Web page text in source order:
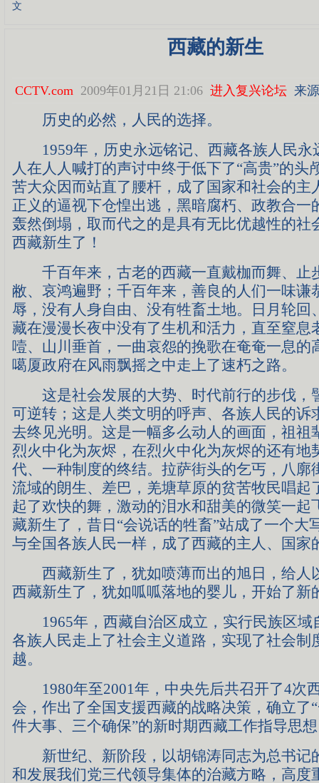
文
西藏的新生
CCTV.com 2009年01月21日 21:06 进入复兴论坛来源
历史的必然，人民的选择。
1959年，历史永远铭记、西藏各族人民永
人在人人喊打的声讨中终于低下了“高贵”的头
苦大众因而站直了腰杆，成了国家和社会的主
正义的逼视下仓惶出逃，黑暗腐朽、政教合一
轰然倒塌，取而代之的是具有无比优越性的
西藏新生了！
千百年来，古老的西藏一直戴枷而舞、止
敝、哀鸿遍野；千百年来，善良的人们一味谦
辱，没有人身自由、没有牲畜土地。日月轮回
藏在漫漫长夜中没有了生机和活力，直至窒息
噎、山川垂首，一曲哀怨的挽歌在奄奄一息的
噶厦政府在风雨飘摇之中走上了速朽之路。
这是社会发展的大势、时代前行的步伐，
可逆转；这是人类文明的呼声、各族人民的诉
去终见光明。这是一幅多么动人的画面，祖祖
烈火中化为灰烬，在烈火中化为灰烬的还有地
代、一种制度的终结。拉萨街头的乞丐，八廓
流域的朗生、差巴，羌塘草原的贫苦牧民唱起
起了欢快的舞，激动的泪水和甜美的微笑一起
藏新生了，昔日“会说话的牲畜”站成了一个大
与全国各族人民一样，成了西藏的主人、国家
西藏新生了，犹如喷薄而出的旭日，给人
西藏新生了，犹如呱呱落地的婴儿，开始了新
1965年，西藏自治区成立，实行民族区域
各族人民走上了社会主义道路，实现了社会制
越。
1980年至2001年，中央先后共召开了4次
会，作出了全国支援西藏的战略决策，确立了
件大事、三个确保”的新时期西藏工作指导思
新世纪、新阶段，以胡锦涛同志为总书记
和发展我们党三代领导集体的治藏方略，高度